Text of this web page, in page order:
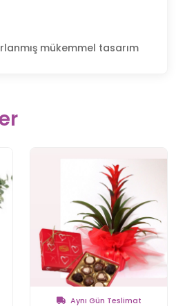
mükemmel tasarım
Aynı Gün Teslimat